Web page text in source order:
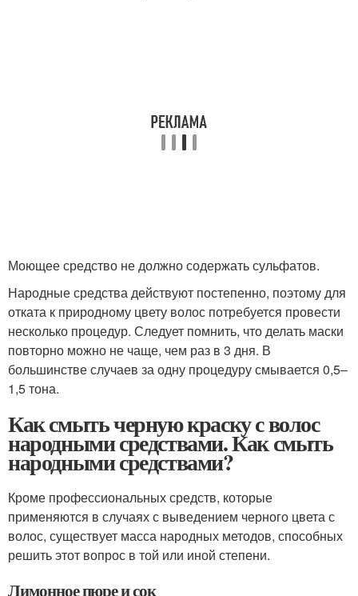
Моющее средство не должно содержать сульфатов.
Народные средства действуют постепенно, поэтому для
отката к природному цвету волос потребуется провести
несколько процедур. Следует помнить, что делать маски
повторно можно не чаще, чем раз в 3 дня. В
большинстве случаев за одну процедуру смывается 0,5‒
1,5 тона.
Как смыть черную краску с волос
народными средствами. Как смыть
народными средствами?
Кроме профессиональных средств, которые
применяются в случаях с выведением черного цвета с
волос, существует масса народных методов, способных
решить этот вопрос в той или иной степени.
Лимонное пюре и сок